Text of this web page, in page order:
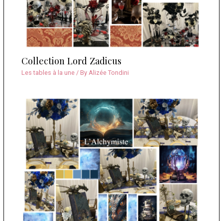
Collection Lord Zadicus
Les tables à la une/ By Alizée Tondini